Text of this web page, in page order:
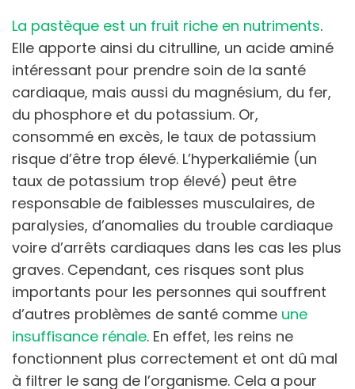
La pastèque est un fruit riche en nutriments.
Elle apporte ainsi du citrulline, un acide aminé
intéressant pour prendre soin de la santé
cardiaque, mais aussi du magnésium, du fer,
du phosphore et du potassium. Or,
consommé en excès, le taux de potassium
risque d’être trop élevé. L’hyperkaliémie (un
taux de potassium trop élevé) peut être
responsable de faiblesses musculaires, de
paralysies, d’anomalies du trouble cardiaque
voire d’arrêts cardiaques dans les cas les plus
graves. Cependant, ces risques sont plus
importants pour les personnes qui souffrent
d’autres problèmes de santé comme une
insuffisance rénale. En effet, les reins ne
fonctionnent plus correctement et ont dû mal
à filtrer le sang de l’organisme. Cela a pour